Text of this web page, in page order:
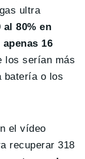
ultra
al 80% en
16
los serían más
batería o los
el vídeo
recuperar 318